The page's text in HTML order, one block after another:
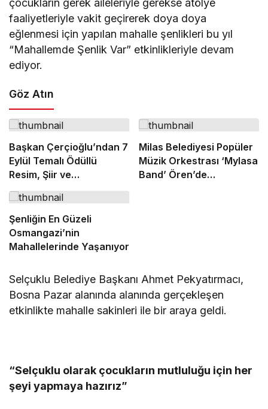
çocukların gerek aileleriyle gerekse atölye
faaliyetleriyle vakit geçirerek doya doya
eğlenmesi için yapılan mahalle şenlikleri bu yıl
“Mahallemde Şenlik Var” etkinlikleriyle devam
ediyor.
Göz Atın
Başkan Çerçioğlu’ndan 7
Eylül Temalı Ödüllü
Resim, Şiir ve
Milas Belediyesi Popüler
Müzik Orkestrası ‘Mylasa
Band’ Ören’de
Şenliğin En Güzeli
Osmangazi’nin
Mahallelerinde Yaşanıyor
Selçuklu Belediye Başkanı Ahmet Pekyatırmacı,
Bosna Pazar alanında alanında gerçekleşen
etkinlikte mahalle sakinleri ile bir araya geldi.
“Selçuklu olarak çocukların mutluluğu için her
şeyi yapmaya hazırız”